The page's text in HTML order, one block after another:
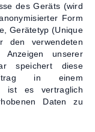
des Geräts (wird
Form
Gerätetyp (Unique
den verwendeten
unserer
speichert diese
in einem
ist es vertraglich
Daten zu